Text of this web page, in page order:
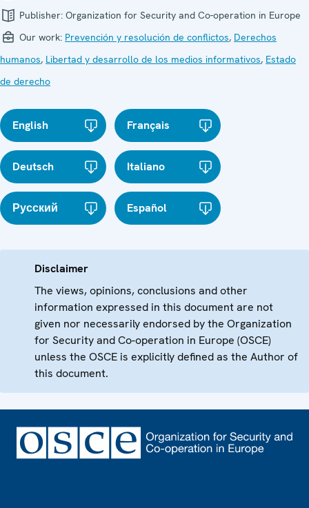
Publisher: Organization for Security and Co-operation in Europe
Our work: Prevención y resolución de conflictos, Derechos
humanos, Libertad y desarrollo de los medios informativos, Estado
de derecho
English Français
Deutsch Italiano
Русский Español
Disclaimer
The views, opinions, conclusions and other
information expressed in this document are not
given nor necessarily endorsed by the Organization
for Security and Co-operation in Europe (OSCE)
unless the OSCE is explicitly defined as the Author of
this document.